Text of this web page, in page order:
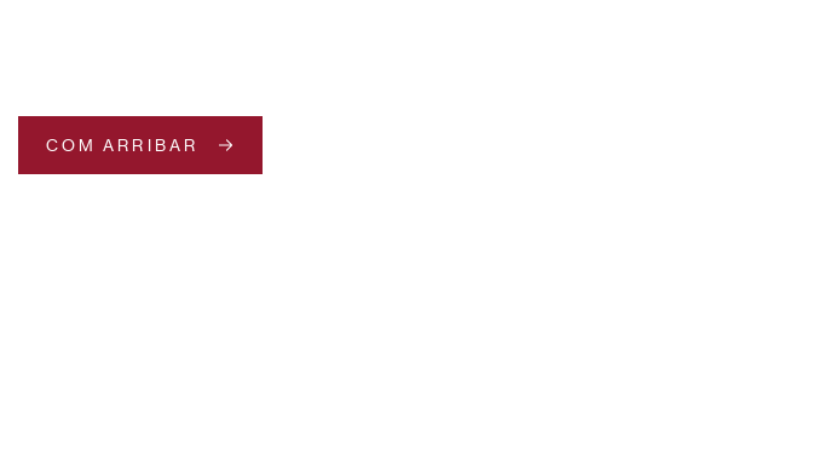
COM ARRIBAR